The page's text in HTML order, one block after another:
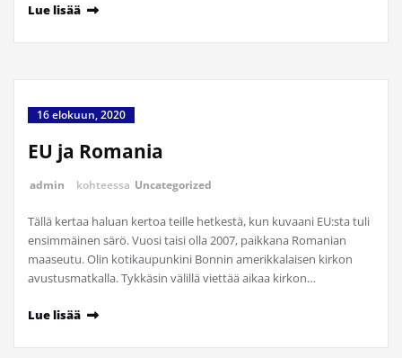
Lue lisää
16 elokuun, 2020
EU ja Romania
admin kohteessa Uncategorized
Tällä kertaa haluan kertoa teille hetkestä, kun kuvaani EU:sta tuli
ensimmäinen särö. Vuosi taisi olla 2007, paikkana Romanian
maaseutu. Olin kotikaupunkini Bonnin amerikkalaisen kirkon
avustusmatkalla. Tykkäsin välillä viettää aikaa kirkon…
Lue lisää